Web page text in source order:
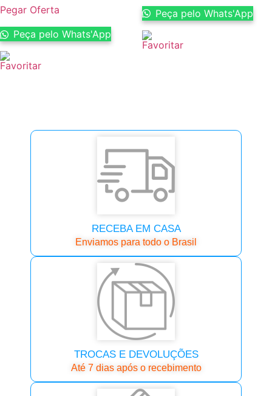
Pegar Oferta
Peça pelo Whats'App
Peça pelo Whats'App
RECEBA EM CASA
Enviamos para todo o Brasil
TROCAS E DEVOLUÇÕES
Até 7 dias após o recebimento